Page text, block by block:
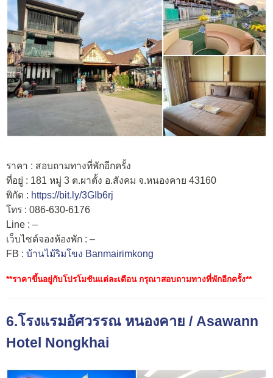
ราคา : สอบถามทางที่พักอีกครั้ง
ที่อยู่ : 181 หมู่ 3 ต.ผาตั้ง อ.สังคม จ.หนองคาย 43160
พิกัด : https://bit.ly/3GIb6rj
โทร : 086-630-6176
Line : –
เว็บไซต์จองห้องพัก : –
FB : บ้านไม้ริมโขง Banmairimkong
**ราคาขึ้นอยู่กับโปรโมชันแต่ละเดือน กรุณาสอบถามทางที่พักอีกครั้ง**
6.โรงแรมอัศวรรณ หนองคาย / Asawann
Hotel Nongkhai